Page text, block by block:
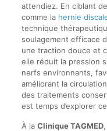
attendiez. En ciblant
comme la hernie
technique
soulagement efficace
une traction douce et
elle réduit la pression
nerfs environnants,
améliorant la
des traitements
est temps d’explorer
À la Clinique TAGMED